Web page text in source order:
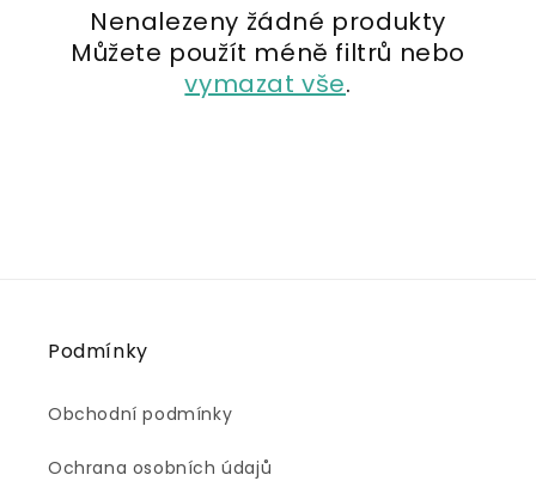
Nenalezeny žádné produkty
Můžete použít méně filtrů nebo
vymazat vše.
Podmínky
Obchodní podmínky
Ochrana osobních údajů